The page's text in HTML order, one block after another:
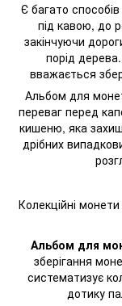
Є багато
під кавою, до
закінчуючи
порід
вважається
Альбом для
переваг перед
кишеню, яка
дрібних
Колекційні
Альбом для
зберігання
систематизує
дотику